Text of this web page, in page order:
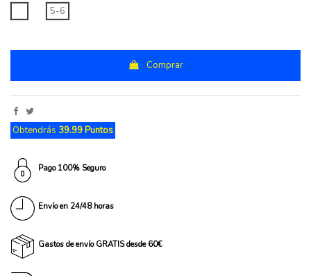
5-6
Comprar
Obtendrás 39.99 Puntos
Pago 100% Seguro
Envío en 24/48 horas
Gastos de envío GRATIS desde 60€